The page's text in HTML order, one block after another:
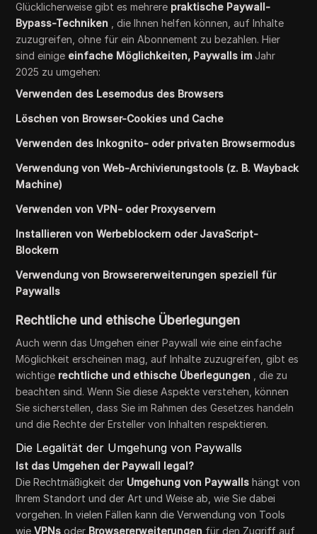
Glücklicherweise gibt es mehrere praktische Paywall-
Bypass-Techniken , die Ihnen helfen können, auf Inhalte
zuzugreifen, ohne für ein Abonnement zu bezahlen. Hier
sind einige einfache Möglichkeiten, Paywalls im Jahr
2025 zu umgehen:
Verwenden des Lesemodus des Browsers
Löschen von Browser-Cookies und Cache
Verwenden des Inkognito- oder privaten Browsermodus
Verwendung von Web-Archivierungstools (z. B. Wayback
Machine)
Verwenden von VPN- oder Proxyservern
Installieren von Werbeblockern oder JavaScript-
Blockern
Verwendung von Browsererweiterungen speziell für
Paywalls
Rechtliche und ethische Überlegungen
Auch wenn das Umgehen einer Paywall wie eine einfache
Möglichkeit erscheinen mag, auf Inhalte zuzugreifen, gibt es
wichtige rechtliche und ethische Überlegungen , die zu
beachten sind. Wenn Sie diese Aspekte verstehen, können
Sie sicherstellen, dass Sie im Rahmen des Gesetzes handeln
und die Rechte der Ersteller von Inhalten respektieren.
Die Legalität der Umgehung von Paywalls
Ist das Umgehen der Paywall legal?
Die Rechtmäßigkeit der Umgehung von Paywalls hängt von
Ihrem Standort und der Art und Weise ab, wie Sie dabei
vorgehen. In vielen Fällen kann die Verwendung von Tools
wieVPNs oder Browsererweiterungen für den Zugriff auf